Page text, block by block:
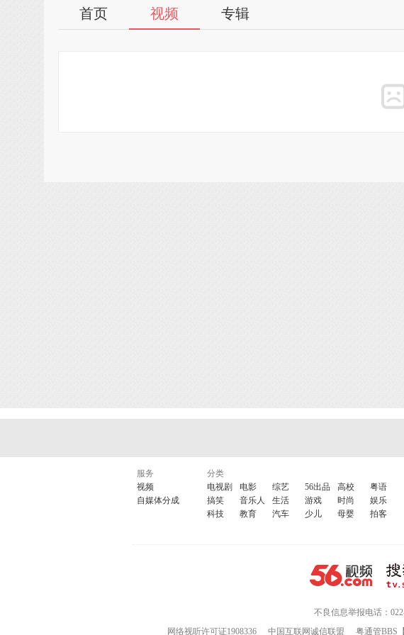
首页 视频 专辑
服务
视频
自媒体分成
分类
电视剧
电影 综艺 56出品 高校
粤语
搞笑
音乐人 生活 游戏 时尚
娱乐
科技
教育 汽车 少儿 母婴 拍客
不良信息举报电话：
网络视听许可证1908336
中国互联网诚信联盟 粤通管BBS